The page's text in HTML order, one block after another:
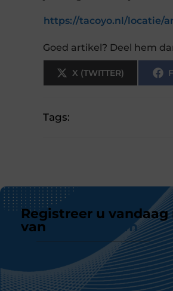
https://tacoyo.nl/locatie/
Goed artikel? Deel hem
X (TWITTER)
Tags:
Registreer u
van
ons platform